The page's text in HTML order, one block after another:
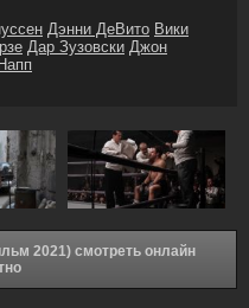
Дэнни ДеВито Вики
Дар Зузовски Джон
2021) смотреть онлайн